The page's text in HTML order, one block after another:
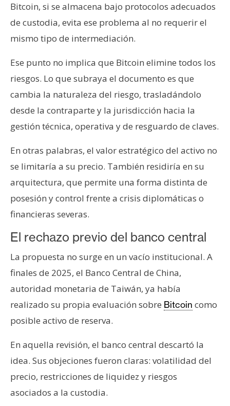
Bitcoin, si se almacena bajo protocolos adecuados
de custodia, evita ese problema al no requerir el
mismo tipo de intermediación.
Ese punto no implica que Bitcoin elimine todos los
riesgos. Lo que subraya el documento es que
cambia la naturaleza del riesgo, trasladándolo
desde la contraparte y la jurisdicción hacia la
gestión técnica, operativa y de resguardo de claves.
En otras palabras, el valor estratégico del activo no
se limitaría a su precio. También residiría en su
arquitectura, que permite una forma distinta de
posesión y control frente a crisis diplomáticas o
financieras severas.
El rechazo previo del banco central
La propuesta no surge en un vacío institucional. A
finales de 2025, el Banco Central de China,
autoridad monetaria de Taiwán, ya había
realizado su propia evaluación sobre Bitcoin como
posible activo de reserva.
En aquella revisión, el banco central descartó la
idea. Sus objeciones fueron claras: volatilidad del
precio, restricciones de liquidez y riesgos
asociados a la custodia.